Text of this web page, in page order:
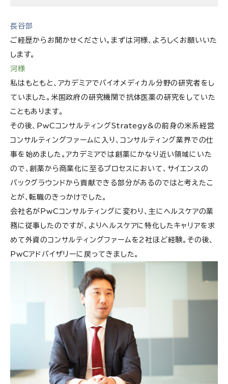
長谷部
ご経歴からお聞かせください。まずは河様、よろしくお願いいた
します。
河様
私はもともと、アカデミアでバイオメディカル分野の研究者をし
ていました。米国政府の研究機関で抗体医薬の研究をしていた
こともあります。
その後、PwCコンサルティングStrategy&の前身の米系経営
コンサルティングファームに入り、コンサルティング業界での仕
事を始めました。アカデミアでは創薬にかなり近い領域にいた
ので、創薬から商業化に至るプロセスにおいて、サイエンスの
バックグラウンドから貢献できる部分があるのではと考えたこ
とが、転職のきっかけでした。
会社名がPwCコンサルティングに変わり、主にヘルスケアの業
務に従事したのですが、よりヘルスケアに特化したキャリアを求
めて外資のコンサルティングファームを2社ほど経験。その後、
PwCアドバイザリーに戻ってきました。